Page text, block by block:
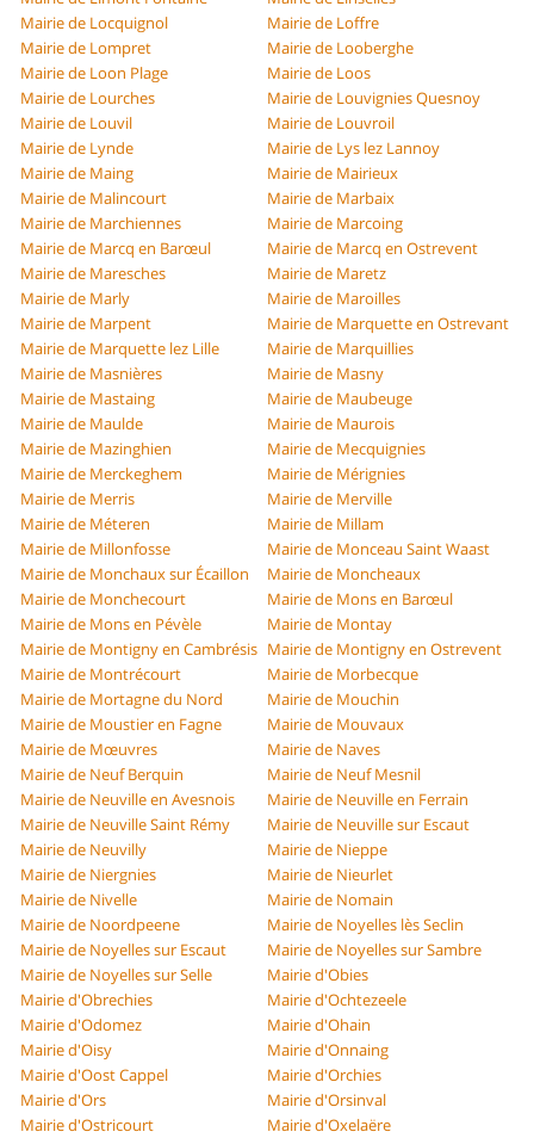
Mairie de Locquignol
Mairie de Loffre
Mairie de Lompret
Mairie de Looberghe
Mairie de Loon Plage
Mairie de Loos
Mairie de Lourches
Mairie de Louvignies Quesnoy
Mairie de Louvil
Mairie de Louvroil
Mairie de Lynde
Mairie de Lys lez Lannoy
Mairie de Maing
Mairie de Mairieux
Mairie de Malincourt
Mairie de Marbaix
Mairie de Marchiennes
Mairie de Marcoing
Mairie de Marcq en Barœul
Mairie de Marcq en Ostrevent
Mairie de Maresches
Mairie de Maretz
Mairie de Marly
Mairie de Maroilles
Mairie de Marpent
Mairie de Marquette en Ostrevant
Mairie de Marquette lez Lille
Mairie de Marquillies
Mairie de Masnières
Mairie de Masny
Mairie de Mastaing
Mairie de Maubeuge
Mairie de Maulde
Mairie de Maurois
Mairie de Mazinghien
Mairie de Mecquignies
Mairie de Merckeghem
Mairie de Mérignies
Mairie de Merris
Mairie de Merville
Mairie de Méteren
Mairie de Millam
Mairie de Millonfosse
Mairie de Monceau Saint Waast
Mairie de Monchaux sur Écaillon
Mairie de Moncheaux
Mairie de Monchecourt
Mairie de Mons en Barœul
Mairie de Mons en Pévèle
Mairie de Montay
Mairie de Montigny en Cambrésis Mairie de Montigny en Ostrevent
Mairie de Montrécourt
Mairie de Morbecque
Mairie de Mortagne du Nord
Mairie de Mouchin
Mairie de Moustier en Fagne
Mairie de Mouvaux
Mairie de Mœuvres
Mairie de Naves
Mairie de Neuf Berquin
Mairie de Neuf Mesnil
Mairie de Neuville en Avesnois
Mairie de Neuville en Ferrain
Mairie de Neuville Saint Rémy
Mairie de Neuville sur Escaut
Mairie de Neuvilly
Mairie de Nieppe
Mairie de Niergnies
Mairie de Nieurlet
Mairie de Nivelle
Mairie de Nomain
Mairie de Noordpeene
Mairie de Noyelles lès Seclin
Mairie de Noyelles sur Escaut
Mairie de Noyelles sur Sambre
Mairie de Noyelles sur Selle
Mairie d'Obies
Mairie d'Obrechies
Mairie d'Ochtezeele
Mairie d'Odomez
Mairie d'Ohain
Mairie d'Oisy
Mairie d'Onnaing
Mairie d'Oost Cappel
Mairie d'Orchies
Mairie d'Ors
Mairie d'Orsinval
Mairie d'Ostricourt
Mairie d'Oxelaëre